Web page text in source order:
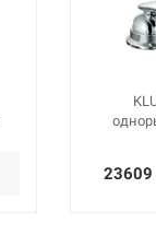
23609